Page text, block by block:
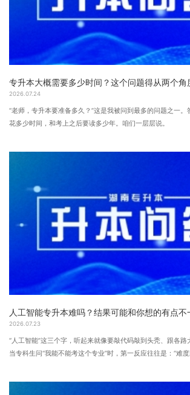
专升本大概需要多少时间？这个问题得从两个角
2026.07.24
“老师，专升本要准备多久？”这是我被问到最多的问题之一
花多少时间，和考上之后要读多少年。咱们一层层说。
人工智能专升本难吗？结果可能和你想的有点不
2026.07.23
“人工智能”这三个字，听起来就像要敲代码敲到头秃、跟各
当专科生问“我能不能考这个专业”时，第一反应往往是：“难